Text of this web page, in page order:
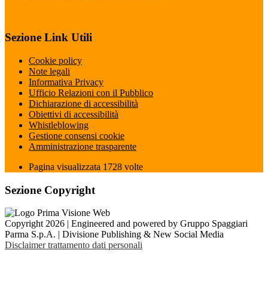
Sezione Link Utili
Cookie policy
Note legali
Informativa Privacy
Ufficio Relazioni con il Pubblico
Dichiarazione di accessibilità
Obiettivi di accessibilità
Whistleblowing
Gestione consensi cookie
Amministrazione trasparente
Pagina visualizzata 1728 volte
Sezione Copyright
Copyright 2026 | Engineered and powered by Gruppo Spaggiari
Parma S.p.A. | Divisione Publishing & New Social Media
Disclaimer trattamento dati personali